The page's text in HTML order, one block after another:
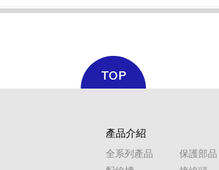
TOP
產品介紹
全系列產品
保護部品